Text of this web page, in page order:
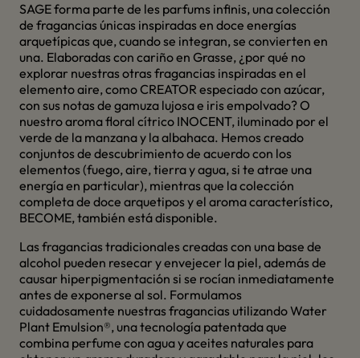
SAGE forma parte de les parfums infinis, una colección
de fragancias únicas inspiradas en doce energías
arquetípicas que, cuando se integran, se convierten en
una. Elaboradas con cariño en Grasse, ¿por qué no
explorar nuestras otras fragancias inspiradas en el
elemento aire, como CREATOR especiado con azúcar,
con sus notas de gamuza lujosa e iris empolvado? O
nuestro aroma floral cítrico INOCENT, iluminado por el
verde de la manzana y la albahaca. Hemos creado
conjuntos de descubrimiento de acuerdo con los
elementos (fuego, aire, tierra y agua, si te atrae una
energía en particular), mientras que la colección
completa de doce arquetipos y el aroma característico,
BECOME, también está disponible.
Las fragancias tradicionales creadas con una base de
alcohol pueden resecar y envejecer la piel, además de
causar hiperpigmentación si se rocían inmediatamente
antes de exponerse al sol. Formulamos
cuidadosamente nuestras fragancias utilizando Water
Plant Emulsion®, una tecnología patentada que
combina perfume con agua y aceites naturales para